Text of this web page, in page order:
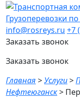
Грузоперевозки
info@rosreys.ru +7
Заказать звонок
Заказать звонок
Главная >Услуги>
Нефтеюганск>